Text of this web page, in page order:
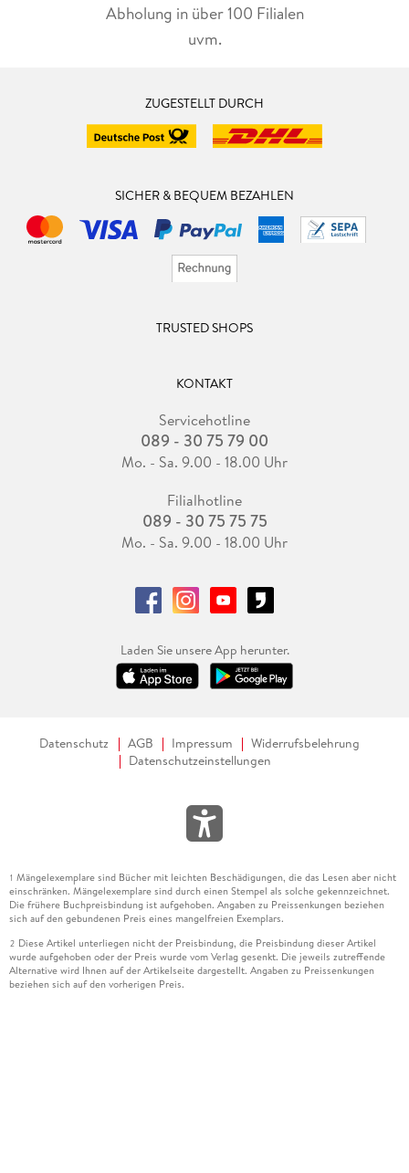
Abholung in über 100 Filialen
uvm.
ZUGESTELLT DURCH
SICHER & BEQUEM BEZAHLEN
TRUSTED SHOPS
KONTAKT
Servicehotline
089 - 30 75 79 00
Mo. - Sa. 9.00 - 18.00 Uhr
Filialhotline
089 - 30 75 75 75
Mo. - Sa. 9.00 - 18.00 Uhr
Laden Sie unsere App herunter.
Datenschutz AGB Impressum
Widerrufsbelehrung
Datenschutzeinstellungen
1 Mängelexemplare sind Bücher mit leichten Beschädigungen, die das Lesen aber nicht
einschränken. Mängelexemplare sind durch einen Stempel als solche gekennzeichnet.
Die frühere Buchpreisbindung ist aufgehoben. Angaben zu Preissenkungen beziehen
sich auf den gebundenen Preis eines mangelfreien Exemplars.
2 Diese Artikel unterliegen nicht der Preisbindung, die Preisbindung dieser Artikel
wurde aufgehoben oder der Preis wurde vom Verlag gesenkt. Die jeweils zutreffende
Alternative wird Ihnen auf der Artikelseite dargestellt. Angaben zu Preissenkungen
beziehen sich auf den vorherigen Preis.